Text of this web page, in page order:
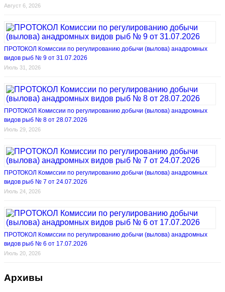
Август 6, 2026
ПРОТОКОЛ Комиссии по регулированию добычи (вылова) анадромных
видов рыб № 9 от 31.07.2026
Июль 31, 2026
ПРОТОКОЛ Комиссии по регулированию добычи (вылова) анадромных
видов рыб № 8 от 28.07.2026
Июль 29, 2026
ПРОТОКОЛ Комиссии по регулированию добычи (вылова) анадромных
видов рыб № 7 от 24.07.2026
Июль 24, 2026
ПРОТОКОЛ Комиссии по регулированию добычи (вылова) анадромных
видов рыб № 6 от 17.07.2026
Июль 20, 2026
Архивы